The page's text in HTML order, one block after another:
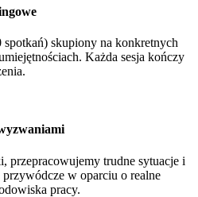
skupiony na konkretnych
Każda sesja kończy
przepracowujemy trudne sytuacje i
w oparciu o realne
pracy.